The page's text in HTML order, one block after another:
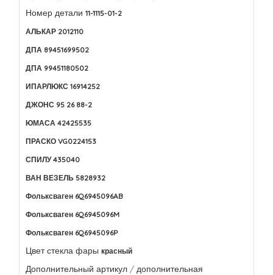
Номер детали 11-1115-01-2
АЛЬКАР 2012110
ДПА 89451699502
ДПА 99451180502
ИПАРЛЮКС 16914252
ДЖОНС 95 26 88-2
ЮМАСА 42425535
ПРАСКО VG0224153
СПИЛУ 435040
ВАН ВЕЗЕЛЬ 5828932
Фольксваген 6Q6945096AB
Фольксваген 6Q6945096M
Фольксваген 6Q6945096P
Цвет стекла фары красный
Дополнительный артикул / дополнительная